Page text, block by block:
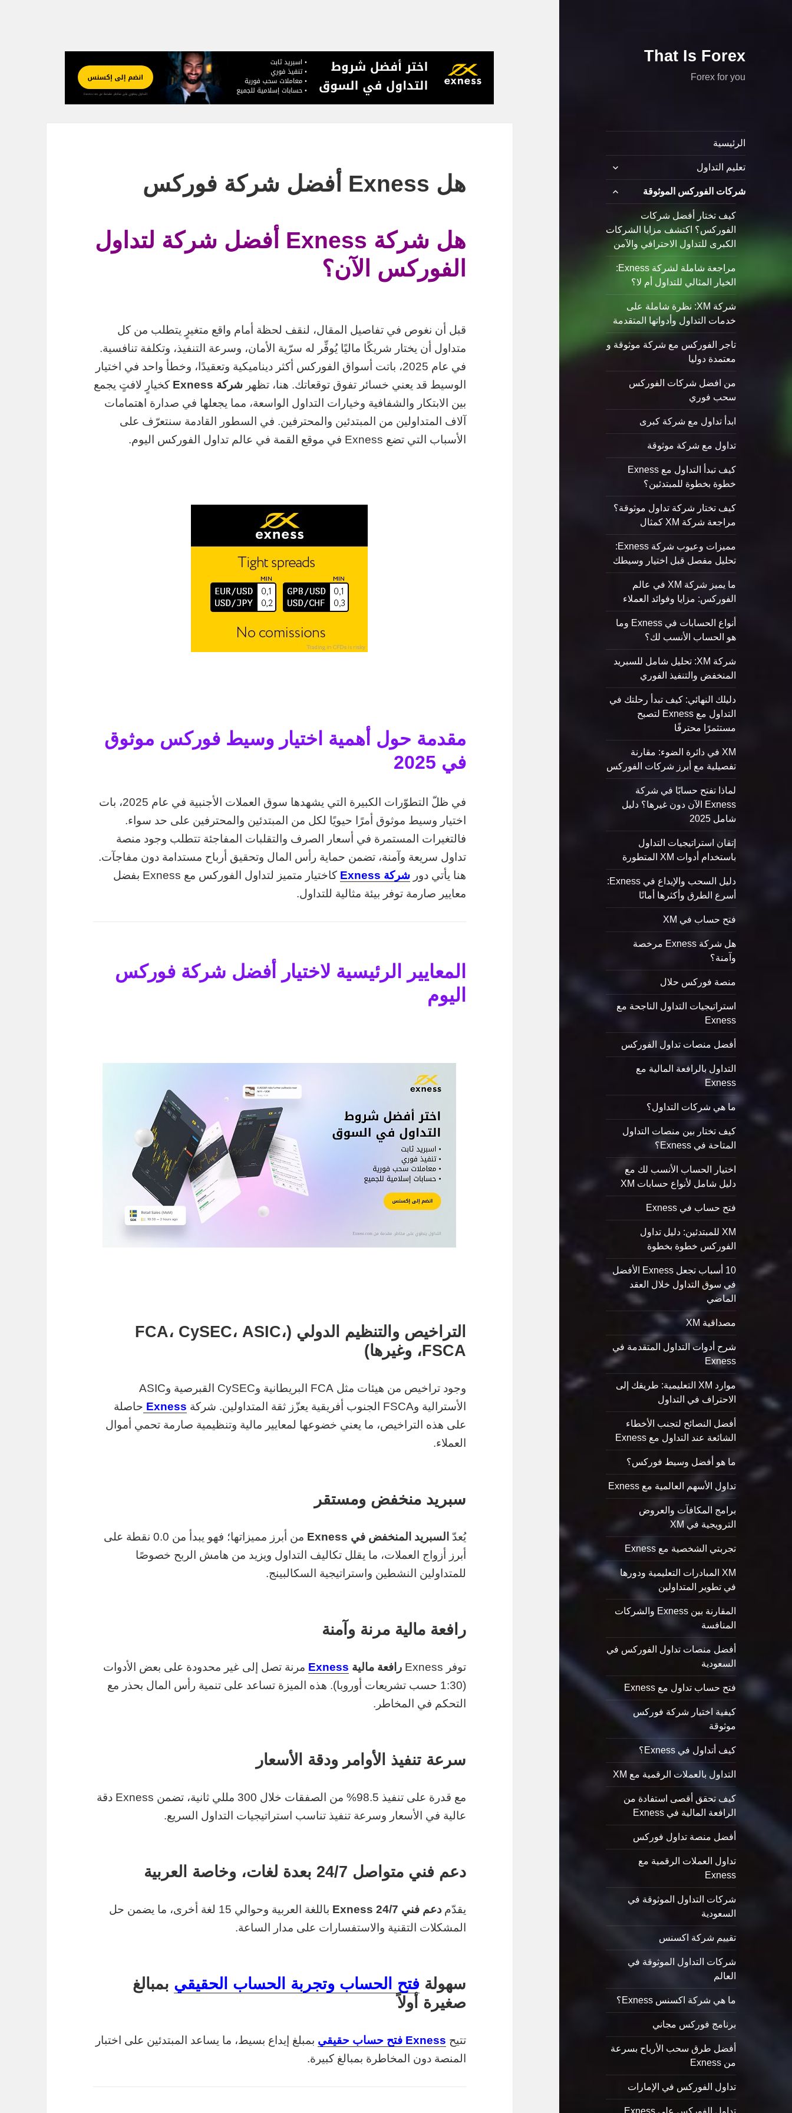
That Is Forex
Forex for you
الرئيسية
تعليم التداول
شركات الفوركس الموثوقة
كيف تختار أفضل شركات
الفوركس؟ اكتشف مزايا الشركات
الكبرى للتداول الاحترافي والآمن
مراجعة شاملة لشركة Exness:
الخيار المثالي للتداول أم لا؟
شركة XM: نظرة شاملة على
خدمات التداول وأدواتها المتقدمة
تاجر الفوركس مع شركة موثوقة و
معتمدة دوليا
من افضل شركات الفوركس
سحب فوري
ابدأ تداول مع شركة كبرى
تداول مع شركة موثوقة
كيف تبدأ التداول مع Exness
خطوة بخطوة للمبتدئين؟
كيف تختار شركة تداول موثوقة؟
مراجعة شركة XM كمثال
مميزات وعيوب شركة Exness:
تحليل مفصل قبل اختيار وسيطك
ما يميز شركة XM في عالم
الفوركس: مزايا وفوائد العملاء
أنواع الحسابات في Exness وما
هو الحساب الأنسب لك؟
شركة XM: تحليل شامل للسبريد
المنخفض والتنفيذ الفوري
دليلك النهائي: كيف تبدأ رحلتك في
التداول مع Exness لتصبح
مستثمرًا محترفًا
XM في دائرة الضوء: مقارنة
تفصيلية مع أبرز شركات الفوركس
لماذا تفتح حسابًا في شركة
Exness الآن دون غيرها؟ دليل
شامل 2025
إتقان استراتيجيات التداول
باستخدام أدوات XM المتطورة
دليل السحب والإيداع في Exness:
أسرع الطرق وأكثرها أمانًا
فتح حساب في XM
هل شركة Exness مرخصة
وآمنة؟
منصة فوركس حلال
استراتيجيات التداول الناجحة مع
Exness
أفضل منصات تداول الفوركس
التداول بالرافعة المالية مع
Exness
ما هي شركات التداول؟
كيف تختار بين منصات التداول
المتاحة في Exness؟
اختيار الحساب الأنسب لك مع
دليل شامل لأنواع حسابات XM
فتح حساب في Exness
XM للمبتدئين: دليل تداول
الفوركس خطوة بخطوة
10 أسباب تجعل Exness الأفضل
في سوق التداول خلال العقد
الماضي
مصداقية XM
شرح أدوات التداول المتقدمة في
Exness
موارد XM التعليمية: طريقك إلى
الاحتراف في التداول
أفضل النصائح لتجنب الأخطاء
الشائعة عند التداول مع Exness
ما هو أفضل وسيط فوركس؟
تداول الأسهم العالمية مع Exness
برامج المكافآت والعروض
الترويجية في XM
تجربتي الشخصية مع Exness
XM المبادرات التعليمية ودورها
في تطوير المتداولين
المقارنة بين Exness والشركات
المنافسة
أفضل منصات تداول الفوركس في
السعودية
فتح حساب تداول مع Exness
كيفية اختيار شركة فوركس
موثوقة
كيف أتداول في Exness؟
التداول بالعملات الرقمية مع XM
كيف تحقق أقصى استفادة من
الرافعة المالية في Exness
أفضل منصة تداول فوركس
تداول العملات الرقمية مع
Exness
شركات التداول الموثوقة في
السعودية
تقييم شركة اكسنس
شركات التداول الموثوقة في
العالم
ما هي شركة اكسنس Exness؟
برنامج فوركس مجاني
أفضل طرق سحب الأرباح بسرعة
من Exness
تداول الفوركس في الإمارات
تداول الفوركس على Exness
هل Exness أفضل شركة فوركس
هل شركة Exness أفضل شركة لتداول
الفوركس الآن؟
قبل أن نغوص في تفاصيل المقال، لنقف لحظة أمام واقع متغيرٍ يتطلب من كل
متداول أن يختار شريكًا ماليًا يُوفِّر له سرّية الأمان، وسرعة التنفيذ، وتكلفة تنافسية.
في عام 2025، باتت أسواق الفوركس أكثر ديناميكية وتعقيدًا، وخطأ واحد في اختيار
الوسيط قد يعني خسائر تفوق توقعاتك. هنا، تظهرشركة Exness
كخيارٍ لافتٍ يجمع
بين الابتكار والشفافية وخيارات التداول الواسعة، مما يجعلها في صدارة اهتمامات
آلاف المتداولين من المبتدئين والمحترفين. في السطور القادمة سنتعرّف على
الأسباب التي تضع Exness في موقع القمة في عالم تداول الفوركس اليوم.
مقدمة حول أهمية اختيار وسيط فوركس موثوق
في 2025
في ظلّ التطوّرات الكبيرة التي يشهدها سوق العملات الأجنبية في عام 2025، بات
اختيار وسيط موثوق أمرًا حيويًا لكل من المبتدئين والمحترفين على حد سواء.
فالتغيرات المستمرة في أسعار الصرف والتقلبات المفاجئة تتطلب وجود منصة
تداول سريعة وآمنة، تضمن حماية رأس المال وتحقيق أرباح مستدامة دون مفاجآت.
هنا يأتي دورشركة Exness
كاختيار متميز لتداول الفوركس مع Exness بفضل
معايير صارمة توفر بيئة مثالية للتداول.
المعايير الرئيسية لاختيار أفضل شركة فوركس
اليوم
التراخيص والتنظيم الدولي (FCA، CySEC، ASIC،
FSCA، وغيرها)
وجود تراخيص من هيئات مثل FCA البريطانية وCySEC القبرصية وASIC
الأسترالية وFSCA الجنوب أفريقية يعزّز ثقة المتداولين. شركة
Exness حاصلة
على هذه التراخيص، ما يعني خضوعها لمعايير مالية وتنظيمية صارمة تحمي أموال
العملاء.
سبريد منخفض ومستقر
يُعدّ السبريد المنخفض في Exness
من أبرز مميزاتها؛ فهو يبدأ من 0.0 نقطة على
أبرز أزواج العملات، ما يقلل تكاليف التداول ويزيد من هامش الربح خصوصًا
للمتداولين النشطين واستراتيجية السكالبينج.
رافعة مالية مرنة وآمنة
توفر Exness رافعة مالية Exness مرنة تصل إلى غير محدودة على بعض الأدوات
(1:30 حسب تشريعات أوروبا). هذه الميزة تساعد على تنمية رأس المال بحذر مع
التحكم في المخاطر.
سرعة تنفيذ الأوامر ودقة الأسعار
مع قدرة على تنفيذ 98.5% من الصفقات خلال 300 مللي ثانية، تضمن Exness دقة
عالية في الأسعار وسرعة تنفيذ تناسب استراتيجيات التداول السريع.
دعم فني متواصل 24/7 بعدة لغات، وخاصة العربية
يقدّمدعم فني Exness 24/7
باللغة العربية وحوالي 15 لغة أخرى، ما يضمن حل
المشكلات التقنية والاستفسارات على مدار الساعة.
سهولة فتح الحساب وتجربة الحساب الحقيقي بمبالغ
صغيرة أولاً
تتيح Exness فتح حساب حقيقي
بمبلغ إيداع بسيط، ما يساعد المبتدئين على اختبار
المنصة دون المخاطرة بمبالغ كبيرة.